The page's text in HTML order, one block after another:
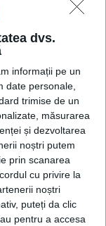
dvs.
informații pe un
date personale,
trimise de un
măsurarea
și dezvoltarea
noștri putem
prin scanarea
cu privire la
noștri
puteți da clic
pentru a accesa